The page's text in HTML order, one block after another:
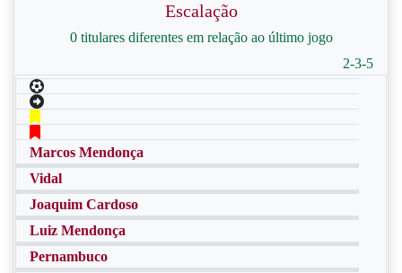
Escalação
0 titulares diferentes em relação ao último jogo
2-3-5
Marcos Mendonça
Vidal
Joaquim Cardoso
Luiz Mendonça
Pernambuco